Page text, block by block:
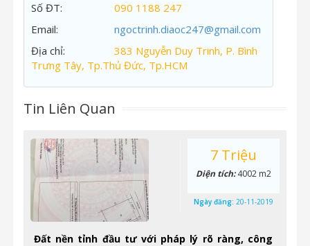
Số ĐT:
090 1188 247
Email:
ngoctrinh.diaoc247@gmail.com
Địa chỉ:
383 Nguyễn Duy Trinh, P. Bình
Trưng Tây, Tp.Thủ Đức, Tp.HCM
Tin Liên Quan
Đất nền tỉnh đầu tư với pháp lý rõ ràng, công
7 Triệu
Diện tích:4002 m2
Ngày đăng: 20-11-2019